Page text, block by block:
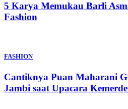
5 Karya Memukau Barli
Fashion
FASHION
Cantiknya Puan Maharani
Jambi saat Upacara